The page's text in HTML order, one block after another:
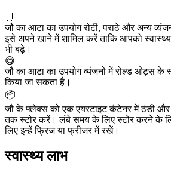
🛒
जौ का आटा का उपयोग रोटी, पराठे और अन्य
इसे अपने खाने में शामिल करें ताकि आपको
भी बढ़े।
😋
जौ का आटा का उपयोग व्यंजनों में रोल्ड ओट्स के
किया जा सकता है।
📦
जौ के फ्लेक्स को एक एयरटाइट कंटेनर में ठंडी
तक स्टोर करें। लंबे समय के लिए स्टोर करने के
लिए इन्हें फ्रिज या फ्रीजर में रखें।
स्वास्थ्य लाभ